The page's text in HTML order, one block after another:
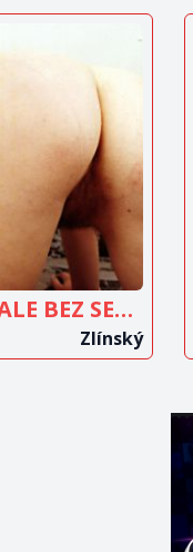
VDANÁ, ALE BEZ SEXU
Zlínský